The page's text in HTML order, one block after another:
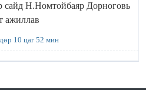
сайд Н.Номтойбаяр Дорноговь
ажиллав
10 цаг 52 мин